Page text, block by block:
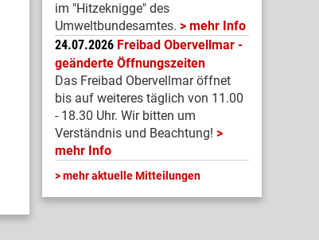
im "Hitzeknigge" des
Umweltbundesamtes.
mehr Info
24.07.2026 Freibad Obervellmar -
geänderte Öffnungszeiten
Das Freibad Obervellmar öffnet
bis auf weiteres täglich von 11.00
- 18.30 Uhr. Wir bitten um
Verständnis und Beachtung!
mehr Info
mehr aktuelle Mitteilungen